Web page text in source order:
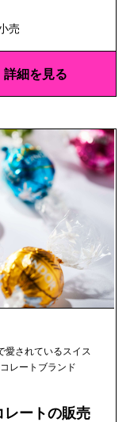
売
詳細を見る
愛されているスイス
レートブランド
レートの販売